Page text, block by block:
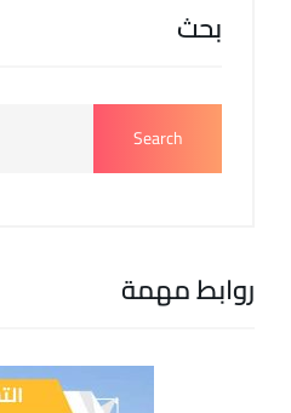
بحث
روابط مهمة